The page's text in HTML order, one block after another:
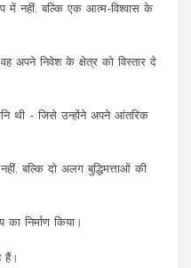
नहीं, बल्कि एक आत्म-विश्वास के
अपने निवेश के क्षेत्र को विस्तार दे
थी - जिसे उन्होंने अपने आंतरिक
बल्कि दो अलग बुद्धिमत्ताओं की
निर्माण किया।